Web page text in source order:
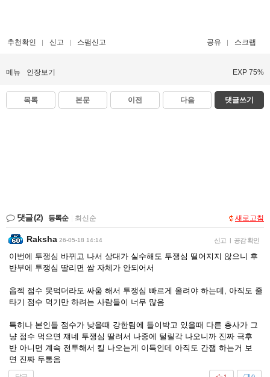
추천확인 신고 스팸신고 공유 스크랩
메뉴 인장보기 EXP 75%
목록 본문 이전 다음 댓글쓰기
댓글(2) 등록순 최신순 새로고침
Raksha 26-05-18 14:14 신고 공감 확인
이번에 투쟁심 바뀌고 나서 상대가 실수해도 투쟁심 떨어지지 않으니 후
반부에 투쟁심 딸리면 쌈 자체가 안되어서
옵젝 점수 못먹더라도 싸움 해서 투쟁심 빠르게 올려야 하는데, 아직도 줄
타기 점수 먹기만 하려는 사람들이 너무 많음
특히나 본인들 점수가 낮을때 강한팀에 들이박고 있을때 다른 총사가 그
냥 점수 먹으면 쟤네 투쟁심 딸려서 나중에 털릴각 나오니까 진짜 극후
반 아니면 계속 전투해서 킬 나오는게 이득인데 아직도 간잽 하는거 보
면 진짜 두통옴